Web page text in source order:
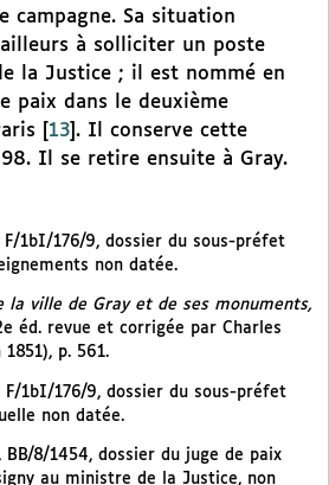
campagne. Sa situation
à solliciter un poste
la Justice ; il est nommé en
paix dans le deuxième
13 . Il conserve cette
Il se retire ensuite à Gray.
F/1bI/176/9, dossier du sous-préfet
non datée.
la ville de Gray et de ses monuments,
éd. revue et corrigée par Charles
p. 561.
F/1bI/176/9, dossier du sous-préfet
non datée.
BB/8/1454, dossier du juge de paix
au ministre de la Justice, non